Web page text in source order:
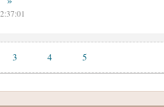
3 4 5